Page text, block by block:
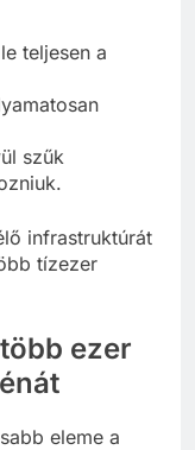
teljesen a
szűk
infrastruktúrát
tízezer
ezer
eleme a